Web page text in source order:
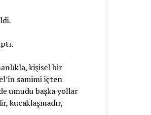
kişisel bir
samimi içten
umudu başka yollar
kucaklaşmadır,